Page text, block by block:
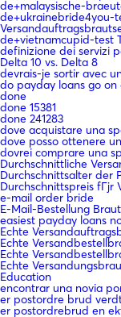
de+malaysische-
de+ukrainebride4you-
de+vietnamcupid-test
definizione dei servizi
Delta 10 vs. Delta 8
devrais-je sortir avec
do payday loans go on
done
done 15381
done 241283
dove acquistare una
dove posso ottenere
dovrei comprare una
Durchschnittliche
Durchschnittsalter der
Durchschnittspreis
e-mail order bride
E-Mail-Bestellung Braut
easiest payday loans
Echte
Echte
Echte
Echte
Education
encontrar una novia
er postordre brud
er postordrebrud en